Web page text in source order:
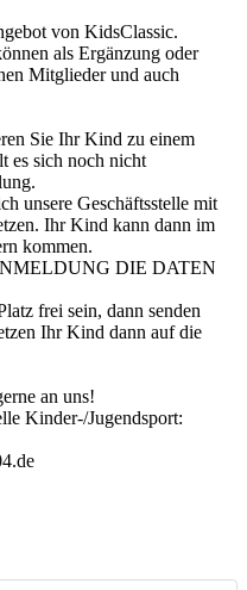
von KidsClassic.
als Ergänzung oder
Mitglieder und auch
Sie Ihr Kind zu einem
es sich noch nicht
unsere Geschäftsstelle mit
Ihr Kind kann dann im
kommen.
DIE DATEN
frei sein, dann senden
Ihr Kind dann auf die
an uns!
Kinder-/Jugendsport: